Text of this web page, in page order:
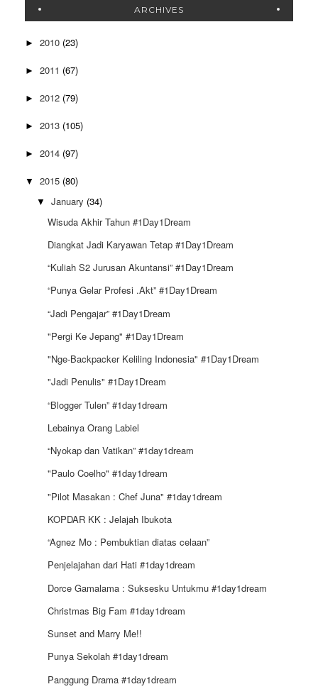
ARCHIVES
► 2010 (23)
► 2011 (67)
► 2012 (79)
► 2013 (105)
► 2014 (97)
▼ 2015 (80)
▼ January (34)
Wisuda Akhir Tahun #1Day1Dream
Diangkat Jadi Karyawan Tetap #1Day1Dream
“Kuliah S2 Jurusan Akuntansi” #1Day1Dream
“Punya Gelar Profesi .Akt” #1Day1Dream
“Jadi Pengajar” #1Day1Dream
"Pergi Ke Jepang" #1Day1Dream
"Nge-Backpacker Keliling Indonesia" #1Day1Dream
"Jadi Penulis" #1Day1Dream
“Blogger Tulen” #1day1dream
Lebainya Orang Labiel
“Nyokap dan Vatikan” #1day1dream
"Paulo Coelho" #1day1dream
"Pilot Masakan : Chef Juna" #1day1dream
KOPDAR KK : Jelajah Ibukota
“Agnez Mo : Pembuktian diatas celaan”
Penjelajahan dari Hati #1day1dream
Dorce Gamalama : Suksesku Untukmu #1day1dream
Christmas Big Fam #1day1dream
Sunset and Marry Me!!
Punya Sekolah #1day1dream
Panggung Drama #1day1dream